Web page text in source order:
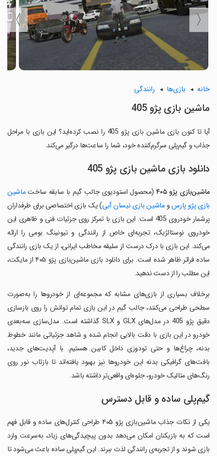
〈
〉
خانه بازی‌ها رانندگی
‏ماشین بازی پژو 405
آیا تا کنون بازی ‏ماشین بازی پژو 405 را نصب کرده‌اید؟ این بازی با مراحل
جذاب و گیم‌پلی سرگرم‌کننده خود، شما را ساعت‌ها درگیر می‌کند.
دانلود بازی ‏ماشین بازی پژو 405
ماشین‌بازی پژو۴۰۵(محصول استودیوی جالب گیم با سابقه ساختماشین
بازی پژو پارسوماشین بازی نیسان آبی) یک بازی اختصاصی برای طرفداران
پرشمار خودروی 405 است. این بازی با تمرکز روی جزئیات فنی و ظاهری این
خودروی نوستالژیک، تجربه‌ای خاص از رانندگی و تیونینگ بومی را ارائه
می‌کند. این بازی با درک درست از سلیقه مخاطب ایرانی، از یک بازی رانندگی
ساده فراتر ظاهر شده است. برای دانلود بازی ماشین‌بازی پژو ۴۰۵ از مایکت،
این مطلب را از دست ندهید.
برخلاف بسیاری از بازی‌های مشابه که مجموعه‌ای از خودروها را به‌صورت
سطحی طراحی می‌کنند، جالب گیم در این بازی تمام توانش را روی بازسازی
دقیق پژو 405 در مدل‌های GLX و SLX گذاشته است. مدل‌سازی سه‌بعدی
خودرو در این بازی با دقت بالایی انجام شده و شاهد جزئیاتی مانند خطوط
بدنه، چراغ‌ها و حتی تودوزی داخل کابین هستیم. با آپدیت‌های جدید،
بافت‌های گرافیکی بدنه این خودروها نیز بهبود یافته‌اند تا بازتاب نور روی
رنگ‌های متالیک خودرو، جلوه‌ای واقعی‌تر داشته باشد.
گیم‌پلی ساده و قابل دسترس
یکی از نکات جذاب ماشین‌بازی پژو ۴۰۵ طراحی کنترل‌های ساده و قابل فهم
است که به بازیکنان امکان می‌دهد بدون پیچیدگی‌های زیاد، به‌سرعت وارد
بازی شوند و از تجربه‌ی رانندگی لذت ببرند. این گیم‌پلی ساده باعث می‌شود تا